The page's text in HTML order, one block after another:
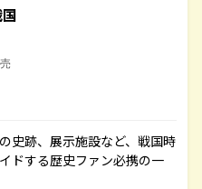
史跡、展示施設など、戦国時
ドする歴史ファン必携の一